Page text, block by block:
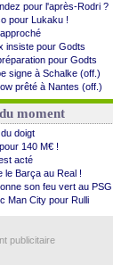
pour l'après-Rodri ?
pour Lukaku !
insiste pour Godts
pour Godts
signe à Schalke (off.)
prêté à Nantes (off.)
garder Balogun
est prévenu pour Nmecha
45 M€ pour Rodri ?
appuyé à Infantino
va prolonger
!
Infantino et ...
alléchantes
pour 47 M€ (off...
moment
doigt
140 M€ !
acté
le Barça au Real !
son feu vert au PSG
Man City pour Rulli
publicitaire